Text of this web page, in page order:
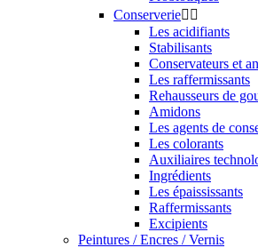
Conserverie 
Les acidifiants
Stabilisants
Conservateurs et
Les raffermissants
Rehausseurs de
Amidons
Les agents de
Les colorants
Auxiliaires
Ingrédients
Les épaississants
Raffermissants
Excipients
Peintures / Encres / Vernis